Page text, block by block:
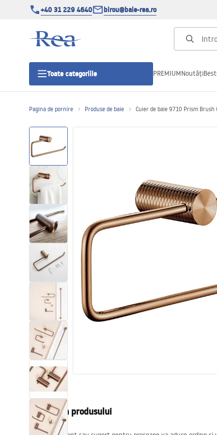
+40 31 229 4640 birou@baie-rea.ro
Toate categoriile
Usi pentru cabine de dus
Rigole Liniare
Vase WC si Bideuri
Lavoare
Cazi cu paravane
Baterii sanitare
Dusuri
Bucatarie
PREMIUMNoutăți
Pagina de pornire Produse de baie Cuier de baie 9710 Prism Brush
Descrierea produsului